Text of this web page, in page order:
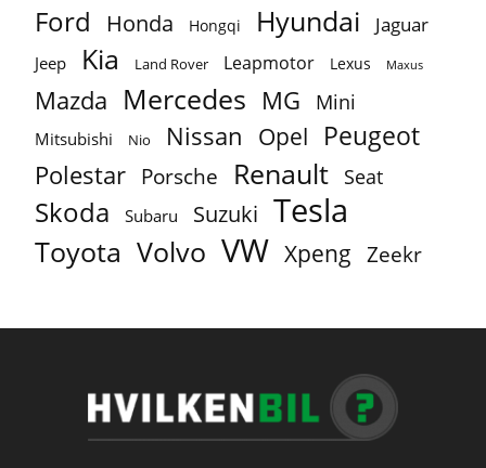
Ford Honda Hongqi Hyundai Jaguar
Jeep Kia Land Rover Leapmotor Lexus Maxus
Mazda Mercedes MG Mini
Mitsubishi Nio Nissan Opel Peugeot
Polestar Porsche Renault Seat
Skoda Subaru Suzuki Tesla
Toyota Volvo VW Xpeng Zeekr